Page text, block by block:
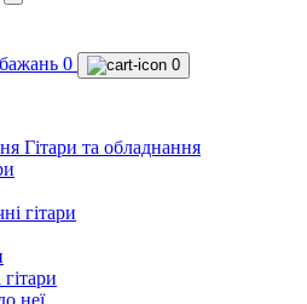
0 0
Гітари та обладнання
гітари
неї